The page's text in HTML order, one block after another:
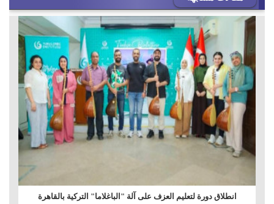
انطلاق دورة لتعليم العزف على آلة "الباغلاما" التركية بالقاهرة